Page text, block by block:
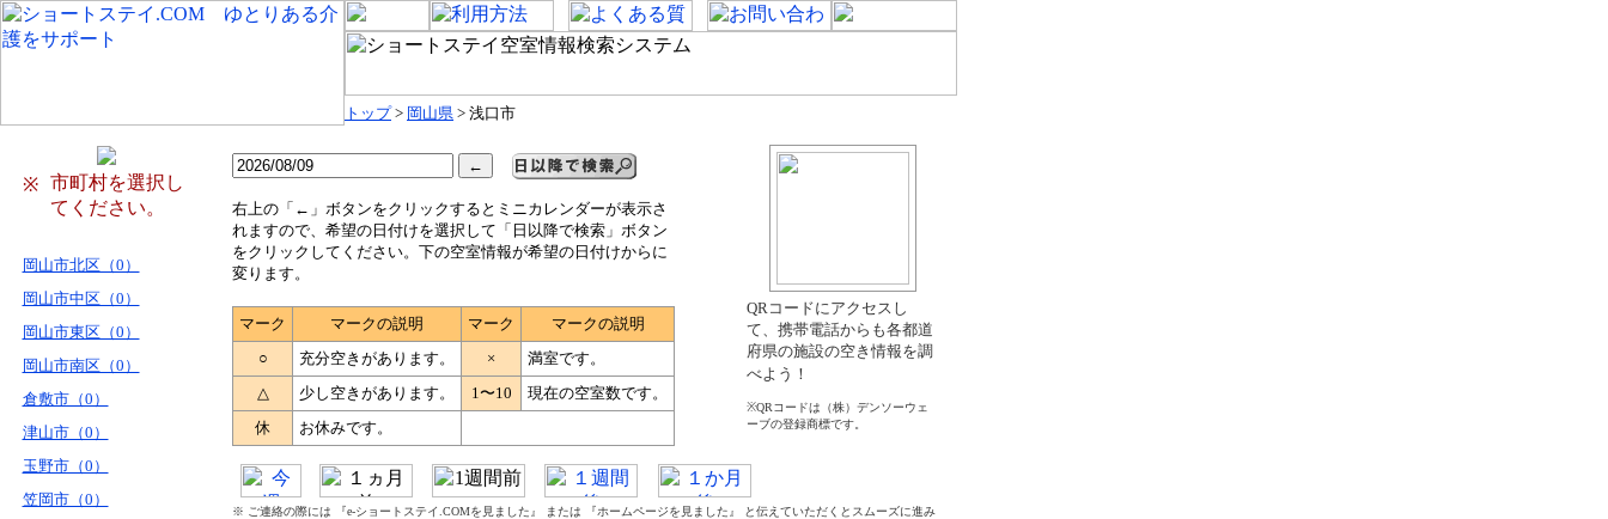
トップ> 岡山県 > 浅口市
※
市町村を選択し
てください。
岡山市北区（0）
岡山市中区（0）
岡山市東区（0）
岡山市南区（0）
倉敷市（0）
津山市（0）
玉野市（0）
笠岡市（0）
右上の「←」ボタンをクリックするとミニカレンダーが表示さ
れますので、希望の日付けを選択して「日以降で検索」ボタン
をクリックしてください。下の空室情報が希望の日付けからに
変ります。
マーク マークの説明 マーク
マークの説明
○
充分空きがあります。 ×
満室です。
△
少し空きがあります。 1〜10
現在の空室数です。
休
お休みです。
QRコードにアクセスし
て、携帯電話からも各都道
府県の施設の空き情報を調
べよう！
※QRコードは（株）デンソーウェ
ーブの登録商標です。
※ ご連絡の際には 『e-ショートステイ.COMを見ました』 または 『ホームページを見ました』 と伝えていただくとスムーズに進み